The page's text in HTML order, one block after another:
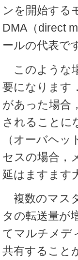
ンを開始する
DMA（direct
ールの代表で
このような
要になります
があった場合
されることに
（オーバヘ
セスの場合，
延はますます
複数のマス
タの転送量が
てマルチメデ
共有すること